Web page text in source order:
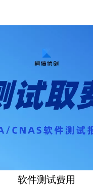
软件测试费用